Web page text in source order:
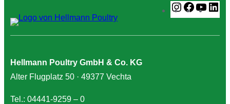
Instagram
Hellmann Poultry GmbH & Co. KG
Alter Flugplatz 50 · 49377 Vechta
Tel.: 04441-9259 – 0